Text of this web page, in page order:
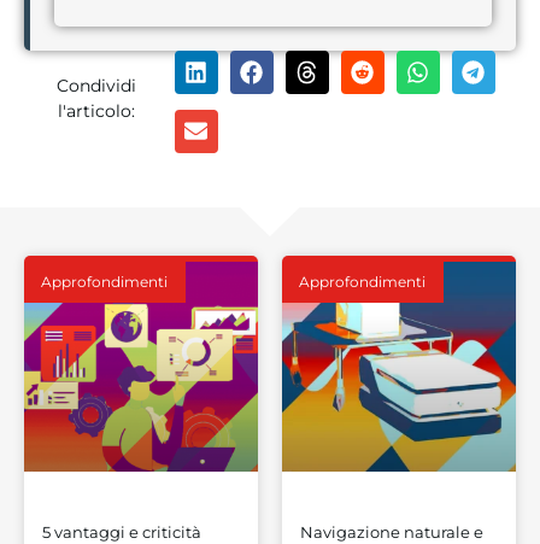
Condividi
l'articolo:
Approfondimenti
5 vantaggi e criticità
Approfondimenti
Navigazione naturale e